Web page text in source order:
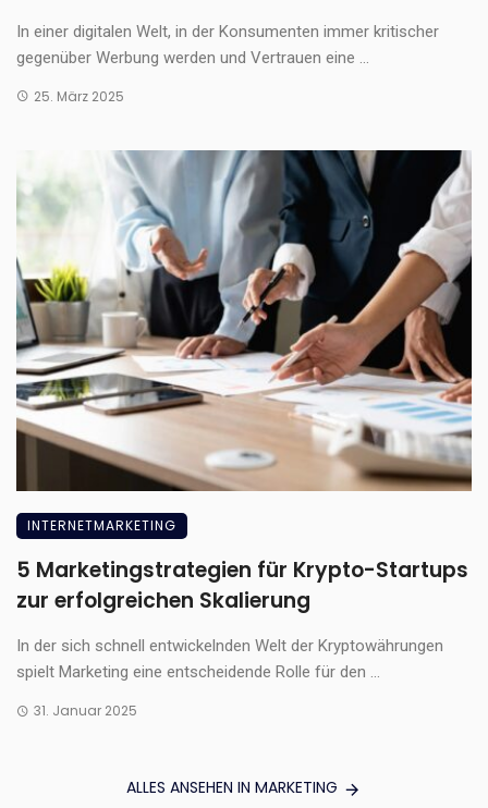
In einer digitalen Welt, in der Konsumenten immer kritischer
gegenüber Werbung werden und Vertrauen eine ...
25. März 2025
INTERNETMARKETING
5 Marketingstrategien für Krypto-Startups
zur erfolgreichen Skalierung
In der sich schnell entwickelnden Welt der Kryptowährungen
spielt Marketing eine entscheidende Rolle für den ...
31. Januar 2025
ALLES ANSEHEN IN MARKETING